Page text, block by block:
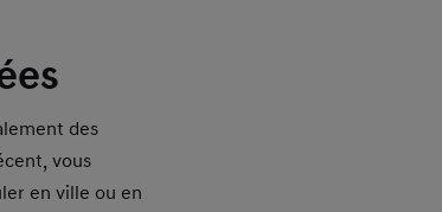
des
vous
en ville ou en